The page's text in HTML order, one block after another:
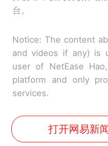
台。
Notice: The content
and videos if any) is
user of NetEase
platform and only
services.
打开网易新